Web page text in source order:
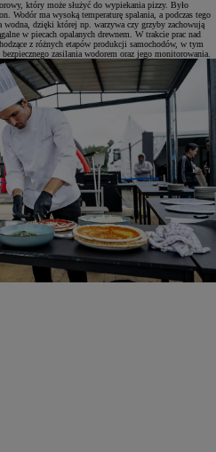
który może służyć do wypiekania pizzy. Było
Wodór ma wysoką temperaturę spalania, a podczas tego
wodna, dzięki której np. warzywa czy grzyby zachowują
w piecach opalanych drewnem. W trakcie prac nad
z różnych etapów produkcji samochodów, w tym
zasilania wodorem oraz jego monitorowania.